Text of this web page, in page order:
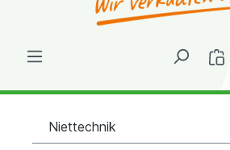
Niettechnik